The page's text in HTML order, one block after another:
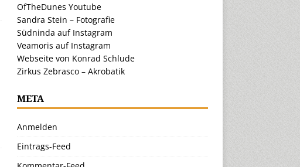
OfTheDunes Youtube
Sandra Stein – Fotografie
Südninda auf Instagram
Veamoris auf Instagram
Webseite von Konrad Schlude
Zirkus Zebrasco – Akrobatik
META
Anmelden
Eintrags-Feed